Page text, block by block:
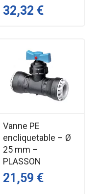
32,32 €
Vanne PE
encliquetable – Ø
25 mm –
PLASSON
21,59 €